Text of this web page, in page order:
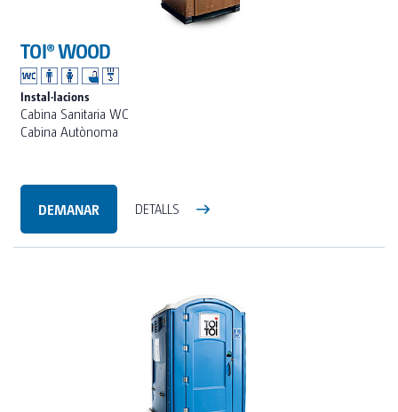
TOI® WOOD
Instal·lacions
Cabina Sanitaria WC
Cabina Autònoma
DEMANAR DETALLS